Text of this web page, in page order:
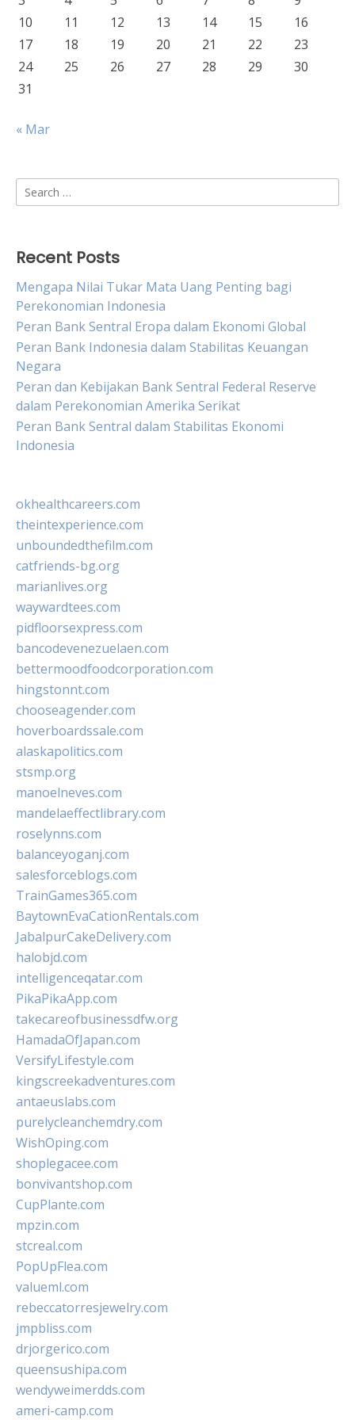
10
11 12 13 14 15
16
17
18 19 20 21 22
23
24
25 26 27 28 29
30
31
« Mar
Search
for:
Recent Posts
Mengapa Nilai Tukar Mata Uang Penting bagi
Perekonomian Indonesia
Peran Bank Sentral Eropa dalam Ekonomi Global
Peran Bank Indonesia dalam Stabilitas Keuangan
Negara
Peran dan Kebijakan Bank Sentral Federal Reserve
dalam Perekonomian Amerika Serikat
Peran Bank Sentral dalam Stabilitas Ekonomi
Indonesia
okhealthcareers.com
theintexperience.com
unboundedthefilm.com
catfriends-bg.org
marianlives.org
waywardtees.com
pidfloorsexpress.com
bancodevenezuelaen.com
bettermoodfoodcorporation.com
hingstonnt.com
chooseagender.com
hoverboardssale.com
alaskapolitics.com
stsmp.org
manoelneves.com
mandelaeffectlibrary.com
roselynns.com
balanceyoganj.com
salesforceblogs.com
TrainGames365.com
BaytownEvaCationRentals.com
JabalpurCakeDelivery.com
halobjd.com
intelligenceqatar.com
PikaPikaApp.com
takecareofbusinessdfw.org
HamadaOfJapan.com
VersifyLifestyle.com
kingscreekadventures.com
antaeuslabs.com
purelycleanchemdry.com
WishOping.com
shoplegacee.com
bonvivantshop.com
CupPlante.com
mpzin.com
stcreal.com
PopUpFlea.com
valueml.com
rebeccatorresjewelry.com
jmpbliss.com
drjorgerico.com
queensushipa.com
wendyweimerdds.com
ameri-camp.com